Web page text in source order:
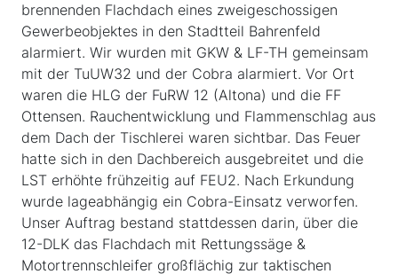
brennenden Flachdach eines zweigeschossigen
Gewerbeobjektes in den Stadtteil Bahrenfeld
alarmiert. Wir wurden mit GKW & LF-TH gemeinsam
mit der TuUW32 und der Cobra alarmiert. Vor Ort
waren die HLG der FuRW 12 (Altona) und die FF
Ottensen. Rauchentwicklung und Flammenschlag aus
dem Dach der Tischlerei waren sichtbar. Das Feuer
hatte sich in den Dachbereich ausgebreitet und die
LST erhöhte frühzeitig auf FEU2. Nach Erkundung
wurde lageabhängig ein Cobra-Einsatz verworfen.
Unser Auftrag bestand stattdessen darin, über die
12-DLK das Flachdach mit Rettungssäge &
Motortrennschleifer großflächig zur taktischen